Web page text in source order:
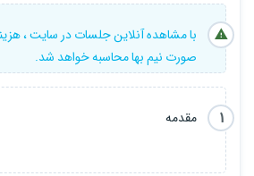
با مشاهده آنلاین جلسات در سایت ،
صورت نیم بها محاسبه خواهد شد.
1
مقدمه